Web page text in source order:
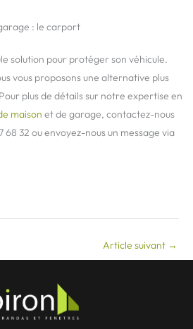
: le carport
solution pour protéger son véhicule.
vous proposons une alternative plus
plus de détails sur notre expertise en
maison et de garage, contactez-nous
32 ou envoyez-nous un message via
Article suivant →